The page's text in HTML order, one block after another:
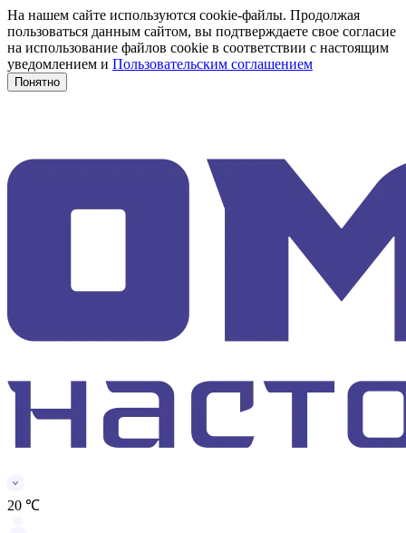
На нашем сайте используются cookie-файлы. Продолжая
пользоваться данным сайтом, вы подтверждаете свое согласие
на использование файлов cookie в соответствии с настоящим
уведомлением и Пользовательским соглашением
Понятно
20 ℃